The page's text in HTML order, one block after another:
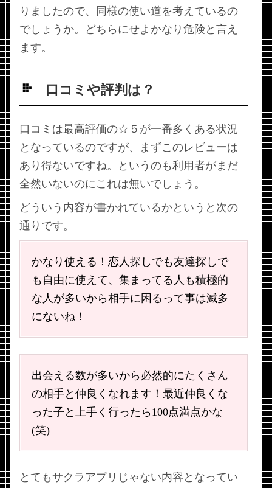
りましたので、同様の使い道を考えているの
でしょうか。どちらにせよかなり危険と言え
ます。
口コミや評判は？
口コミは最高評価の☆５が一番多くある状況
となっているのですが、まずこのレビューは
あり得ないですね。というのも利用者がまだ
全然いないのにこれは無いでしょう。
どういう内容が書かれているかというと次の
通りです。
かなり使える！恋人探しでも友達探しで
も自由に使えて、集まってる人も積極的
な人が多いから相手に困るって事は滅多
にないね！
出会える数が多いから必然的にたくさん
の相手と仲良くなれます！最近仲良くな
った子と上手く行ったら100点満点かな
(笑)
とてもサクラアプリじゃない内容となってい